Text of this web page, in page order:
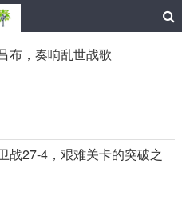
布，奏响乱世战歌
战27-4，艰难关卡的突破之